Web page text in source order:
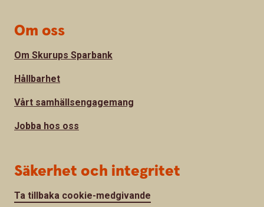
Om oss
Om Skurups Sparbank
Hållbarhet
Vårt samhällsengagemang
Jobba hos oss
Säkerhet och integritet
Ta tillbaka cookie-medgivande